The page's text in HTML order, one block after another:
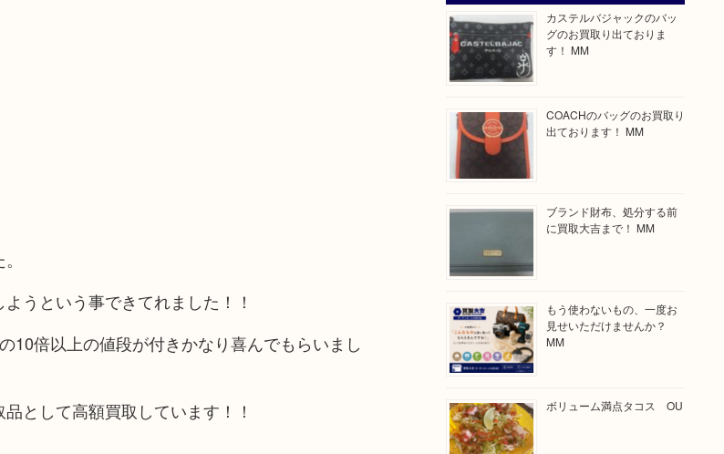
うという事できてれました！！
10倍以上の値段が付きかなり喜んでもらいまし
として高額買取しています！！
カステルバジャックのバッ
グのお買取り出ておりま
す！ MM
COACHのバッグのお買取り
出ております！ MM
ブランド財布、処分する前
に買取大吉まで！ MM
もう使わないもの、一度お
見せいただけませんか？
MM
ボリューム満点タコス OU